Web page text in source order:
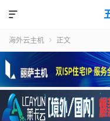

海外云主机  正文